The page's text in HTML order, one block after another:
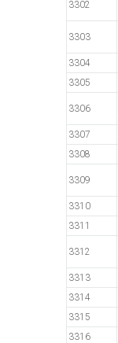
3302
3303
3304
3305
3306
3307
3308
3309
3310
3311
3312
3313
3314
3315
3316